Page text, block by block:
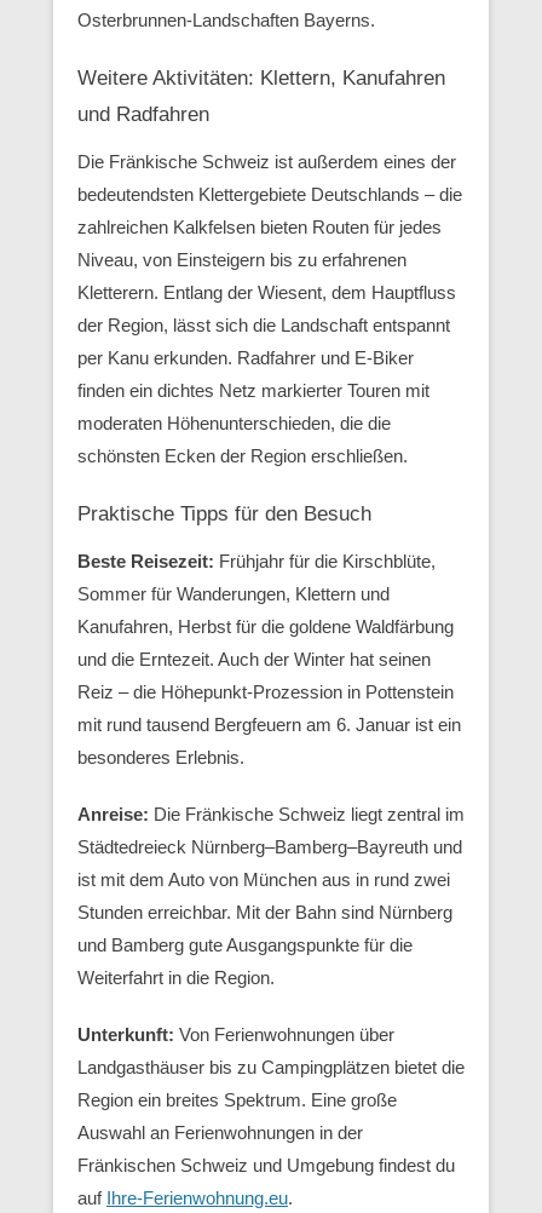
Osterbrunnen-Landschaften Bayerns.
Weitere Aktivitäten: Klettern, Kanufahren
und Radfahren
Die Fränkische Schweiz ist außerdem eines der
bedeutendsten Klettergebiete Deutschlands – die
zahlreichen Kalkfelsen bieten Routen für jedes
Niveau, von Einsteigern bis zu erfahrenen
Kletterern. Entlang der Wiesent, dem Hauptfluss
der Region, lässt sich die Landschaft entspannt
per Kanu erkunden. Radfahrer und E-Biker
finden ein dichtes Netz markierter Touren mit
moderaten Höhenunterschieden, die die
schönsten Ecken der Region erschließen.
Praktische Tipps für den Besuch
Beste Reisezeit: Frühjahr für die Kirschblüte,
Sommer für Wanderungen, Klettern und
Kanufahren, Herbst für die goldene Waldfärbung
und die Erntezeit. Auch der Winter hat seinen
Reiz – die Höhepunkt-Prozession in Pottenstein
mit rund tausend Bergfeuern am 6. Januar ist ein
besonderes Erlebnis.
Anreise: Die Fränkische Schweiz liegt zentral im
Städtedreieck Nürnberg–Bamberg–Bayreuth und
ist mit dem Auto von München aus in rund zwei
Stunden erreichbar. Mit der Bahn sind Nürnberg
und Bamberg gute Ausgangspunkte für die
Weiterfahrt in die Region.
Unterkunft: Von Ferienwohnungen über
Landgasthäuser bis zu Campingplätzen bietet die
Region ein breites Spektrum. Eine große
Auswahl an Ferienwohnungen in der
Fränkischen Schweiz und Umgebung findest du
auf Ihre-Ferienwohnung.eu.